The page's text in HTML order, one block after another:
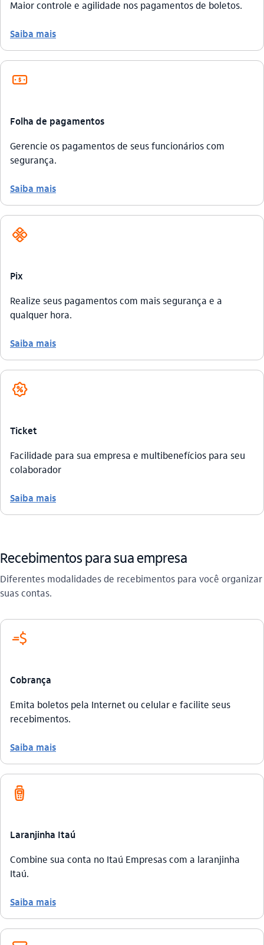
Maior controle e agilidade nos pagamentos de boletos.
Saiba mais
salario_outline
Folha de pagamentos
Gerencie os pagamentos de seus funcionários com
segurança.
Saiba mais
pix_outline
Pix
Realize seus pagamentos com mais segurança e a
qualquer hora.
Saiba mais
beneficios_outline
Ticket
Facilidade para sua empresa e multibenefícios para seu
colaborador
Saiba mais
Recebimentos para sua empresa
Diferentes modalidades de recebimentos para você organizar
suas contas.
icon-itaufonts_cobranca_ativa icon
Cobrança
Emita boletos pela Internet ou celular e facilite seus
recebimentos.
Saiba mais
maquina_pos_outline
Laranjinha Itaú
Combine sua conta no Itaú Empresas com a laranjinha
Itaú.
Saiba mais